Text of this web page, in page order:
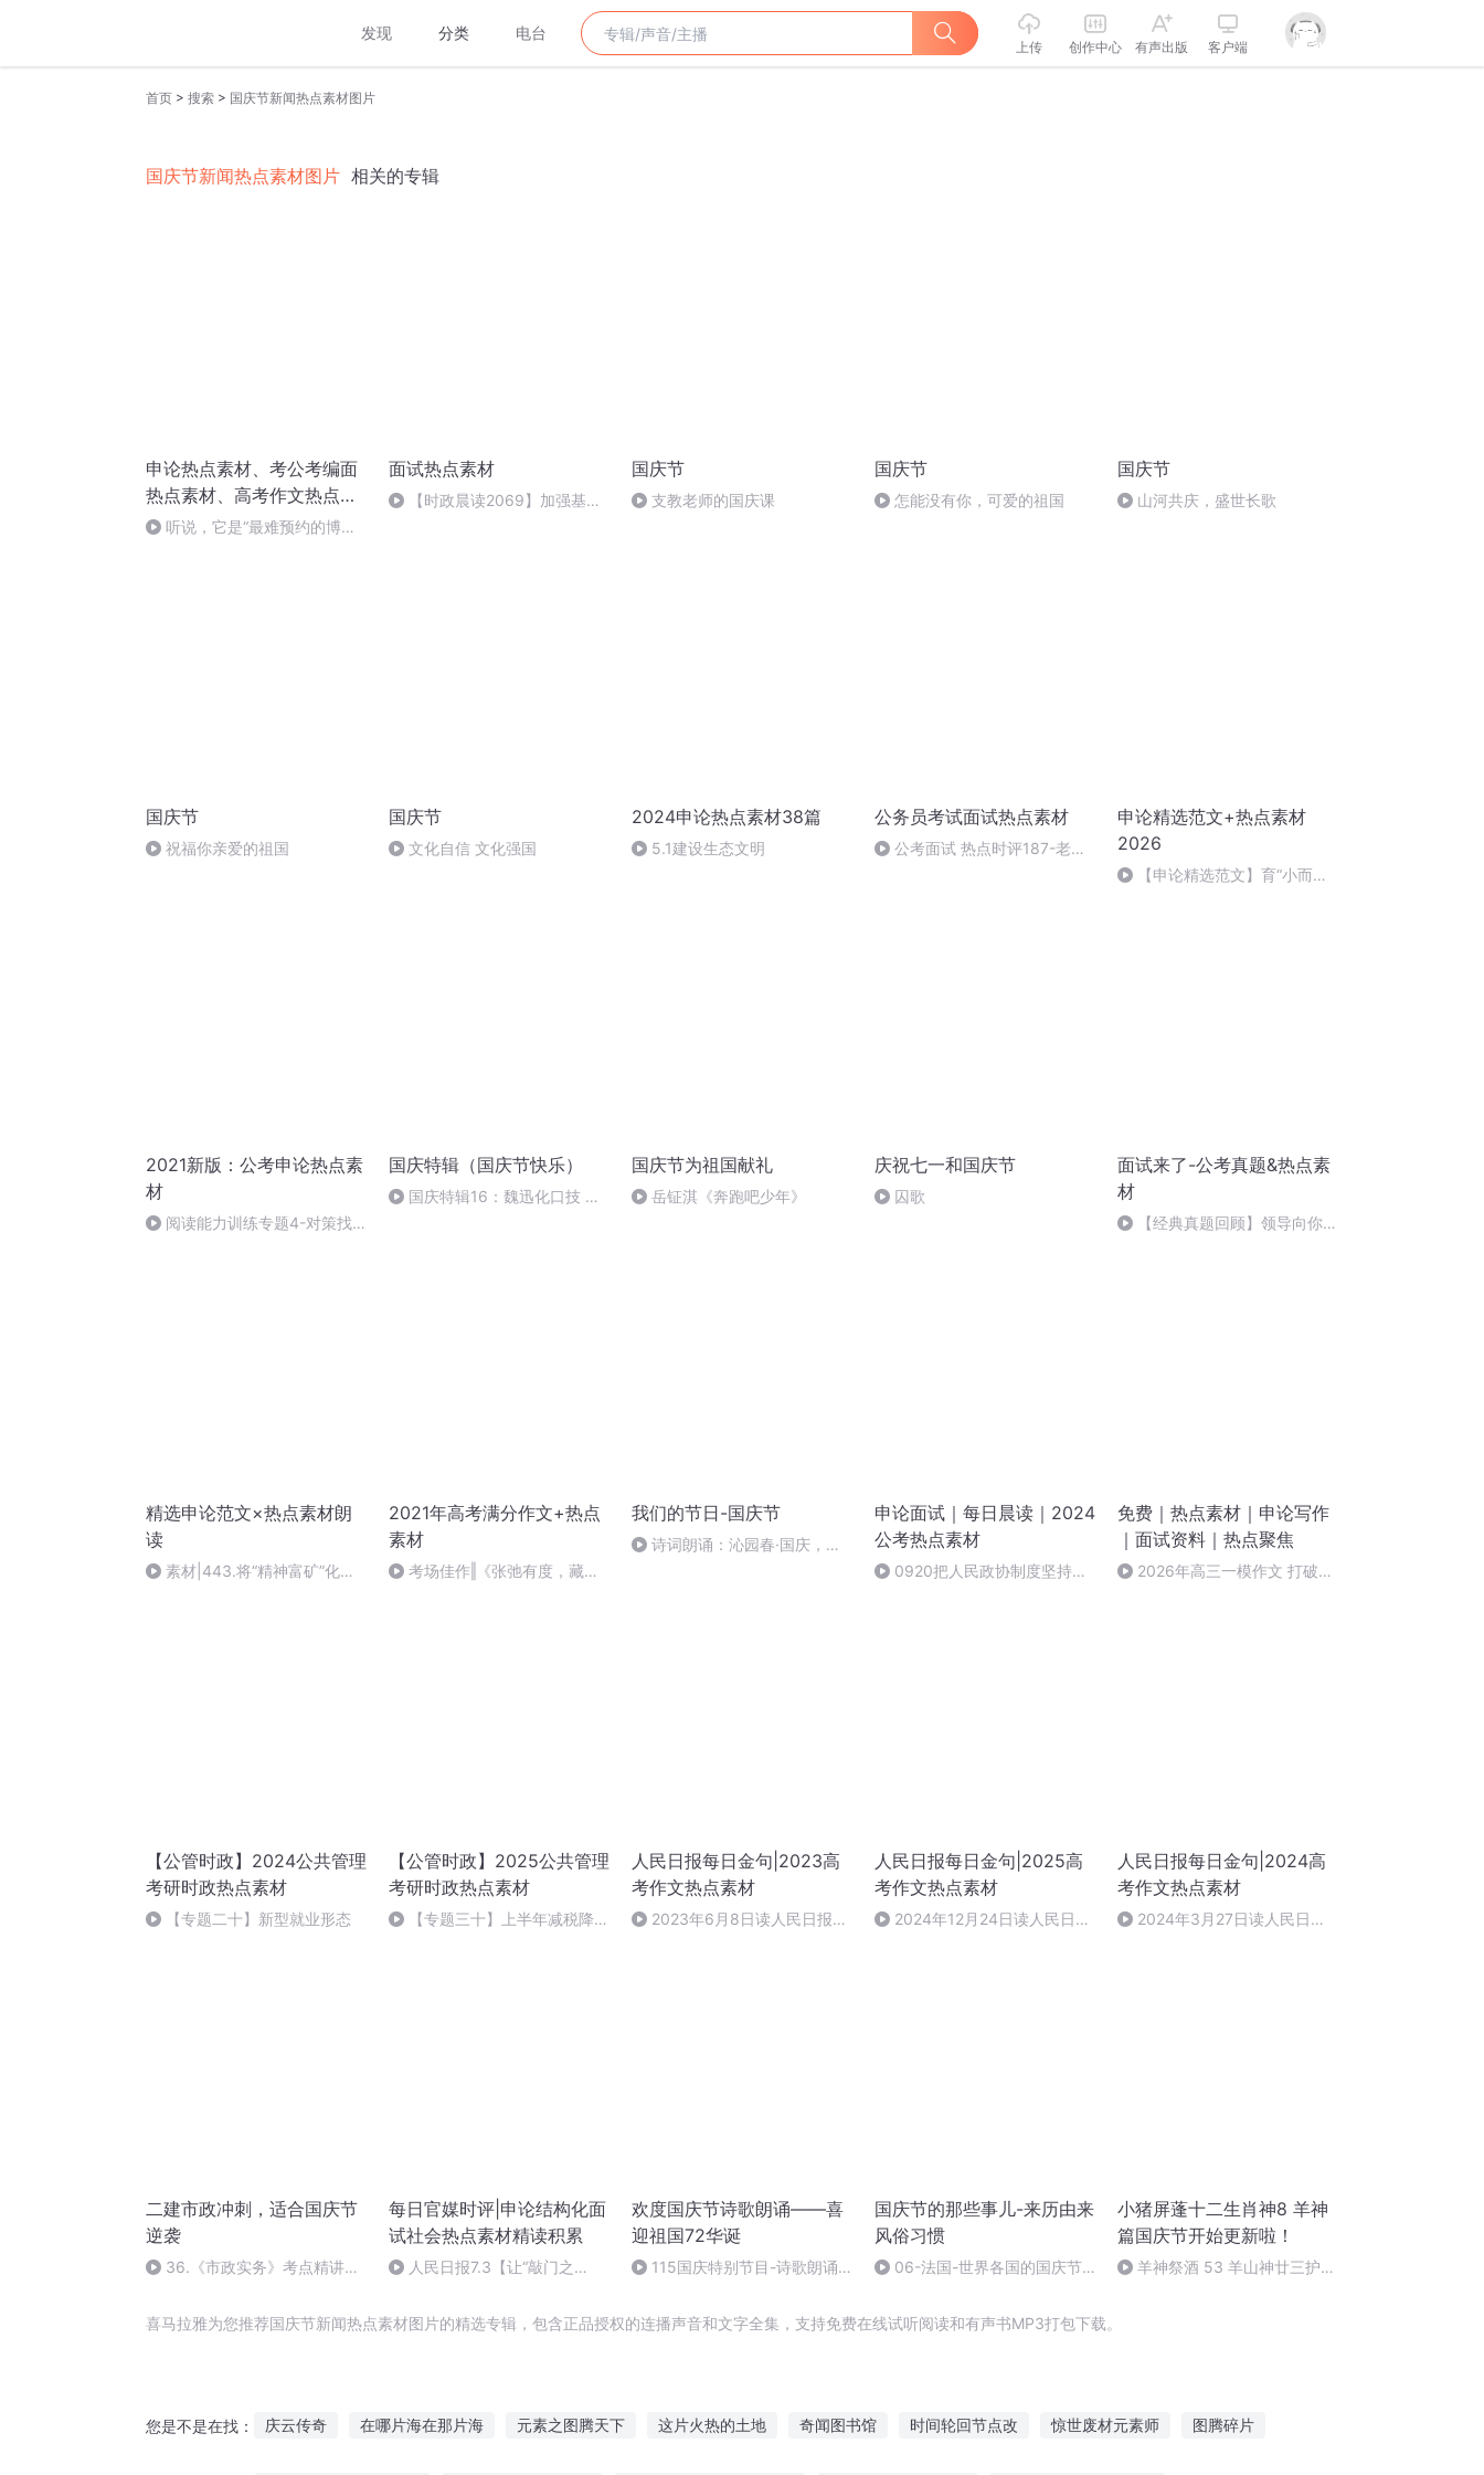
发现 分类 电台
上传 创作中心 有声出版 客户端
首页 > 搜索 > 国庆节新闻热点素材图片
国庆节新闻热点素材图片 相关的专辑
申论热点素材、考公考编面
热点素材、高考作文热点素
材 听说，它是“最难预约的博物
面试热点素材
【时政晨读2069】加强基础
国庆节
支教老师的国庆课
国庆节
怎能没有你，可爱的祖国
国庆节
山河共庆，盛世长歌
国庆节
祝福你亲爱的祖国
国庆节
文化自信 文化强国
2024申论热点素材38篇
5.1建设生态文明
公务员考试面试热点素材
公考面试 热点时评187-老年
申论精选范文+热点素材
2026
【申论精选范文】育“小而
2021新版：公考申论热点素
材
阅读能力训练专题4-对策找
国庆特辑（国庆节快乐）
国庆特辑16：魏迅化口技 二
国庆节为祖国献礼
岳钲淇《奔跑吧少年》
庆祝七一和国庆节
囚歌
面试来了-公考真题&热点素
材
【经典真题回顾】领导向你了
精选申论范文×热点素材朗
读
素材|443.将“精神富矿”化为
2021年高考满分作文+热点
素材
考场佳作‖《张弛有度，藏巧
我们的节日-国庆节
诗词朗诵：沁园春·国庆，朗
申论面试｜每日晨读｜2024
公考热点素材
0920把人民政协制度坚持好
免费｜热点素材｜申论写作
｜面试资料｜热点聚焦
2026年高三一模作文 打破代
【公管时政】2024公共管理
考研时政热点素材
【专题二十】新型就业形态
【公管时政】2025公共管理
考研时政热点素材
【专题三十】上半年减税降费
人民日报每日金句|2023高
考作文热点素材
2023年6月8日读人民日报金
人民日报每日金句|2025高
考作文热点素材
2024年12月24日读人民日报
人民日报每日金句|2024高
考作文热点素材
2024年3月27日读人民日报|
二建市政冲刺，适合国庆节
逆袭
36.《市政实务》考点精讲第
每日官媒时评|申论结构化面
试社会热点素材精读积累
人民日报7.3【让“敲门之
析
欢度国庆节诗歌朗诵——喜
迎祖国72华诞
115国庆特别节目-诗歌朗诵-
国庆节的那些事儿-来历由来
风俗习惯
06-法国-世界各国的国庆节-
小猪屏蓬十二生肖神8 羊神
篇国庆节开始更新啦！
羊神祭酒 53 羊山神廿三护祭
喜马拉雅为您推荐国庆节新闻热点素材图片的精选专辑，包含正品授权的连播声音和文字全集，支持免费在线试听阅读和有声书MP3打包下载。
您是不是在找： 庆云传奇 在哪片海在那片海 元素之图腾天下 这片火热的土地 奇闻图书馆 时间轮回节点改 惊世废材元素师 图腾碎片